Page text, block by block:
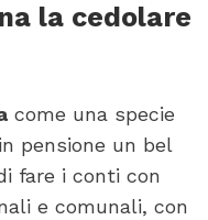
la cedolare
come una specie
pensione un bel
fare i conti con
e comunali, con